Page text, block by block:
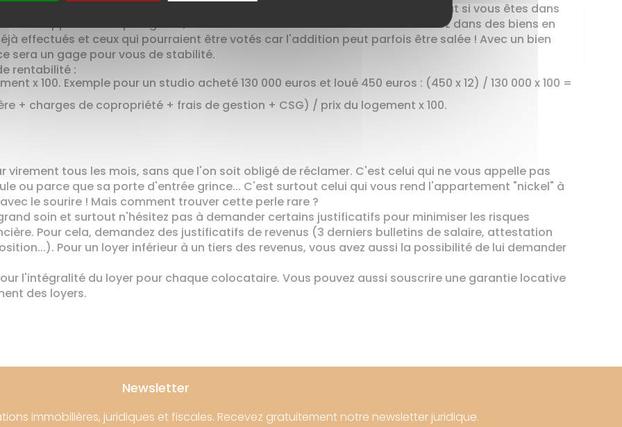
moins élevé. En revanche, il y a un plus grand "turn over" des locataires, surtout si vous êtes dans
un appartement plus grand, voire une maison. Attention si vous investissez dans des biens en
effectués et ceux qui pourraient être votés car l'addition peut parfois être salée ! Avec un bien
sera un gage pour vous de stabilité.
rentabilité :
x 100. Exemple pour un studio acheté 130 000 euros et loué 450 euros : (450 x 12) / 130 000 x 100 =
+ charges de copropriété + frais de gestion + CSG) / prix du logement x 100.
virement tous les mois, sans que l'on soit obligé de réclamer. C'est celui qui ne vous appelle pas
ou parce que sa porte d'entrée grince... C'est surtout celui qui vous rend l'appartement "nickel" à
le sourire ! Mais comment trouver cette perle rare ?
soin et surtout n'hésitez pas à demander certains justificatifs pour minimiser les risques
Pour cela, demandez des justificatifs de revenus (3 derniers bulletins de salaire, attestation
Pour un loyer inférieur à un tiers des revenus, vous avez aussi la possibilité de lui demander
l'intégralité du loyer pour chaque colocataire. Vous pouvez aussi souscrire une garantie locative
des loyers.
Newsletter
immobilières, juridiques et fiscales. Recevez gratuitement notre newsletter juridique.